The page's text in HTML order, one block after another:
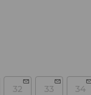
32 33 34